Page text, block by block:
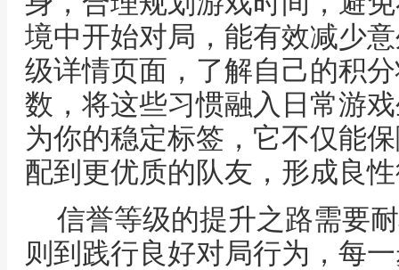
境中开始对局，能有效减少
级详情页面，了解自己的积
数，将这些习惯融入日常游
为你的稳定标签，它不仅能
配到更优质的队友，形成良
信誉等级的提升之路需要
则到践行良好对局行为，每